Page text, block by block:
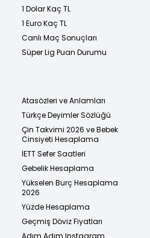
1 Dolar Kaç TL
1 Euro Kaç TL
Canlı Maç Sonuçları
Süper Lig Puan Durumu
Atasözleri ve Anlamları
Türkçe Deyimler Sözlüğü
Çin Takvimi 2026 ve Bebek
Cinsiyeti Hesaplama
İETT Sefer Saatleri
Gebelik Hesaplama
Yükselen Burç Hesaplama
2026
Yüzde Hesaplama
Geçmiş Döviz Fiyatları
Adım Adım Instagram